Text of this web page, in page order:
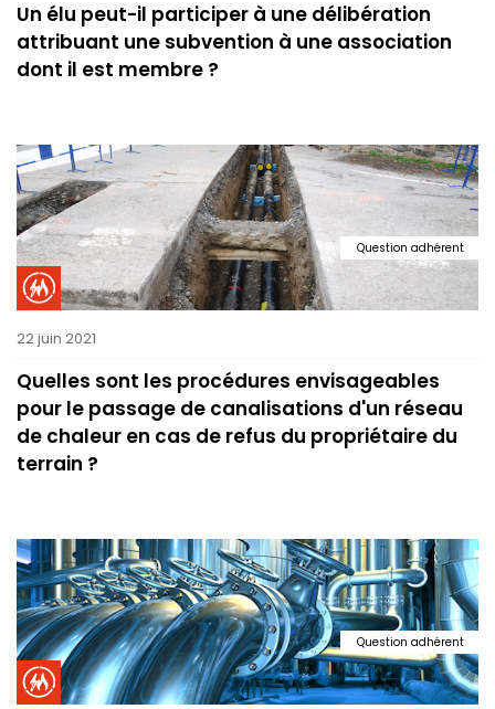
Un élu peut-il participer à une délibération
attribuant une subvention à une association
dont il est membre ?
Question adhérent
22 juin 2021
Quelles sont les procédures envisageables
pour le passage de canalisations d'un réseau
de chaleur en cas de refus du propriétaire du
terrain ?
Question adhérent